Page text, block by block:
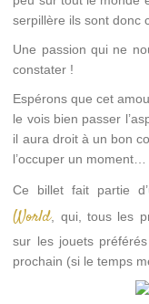
serpillère ils sont donc
Une passion qui ne
constater !
Espérons que cet
le vois bien passer
il aura droit à un bon
l’occuper un moment…
Ce billet fait partie
World, qui, tous les
sur les jouets
prochain (si le temps